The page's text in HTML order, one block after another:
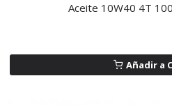
Aceite 10W40 4T
Añadir a